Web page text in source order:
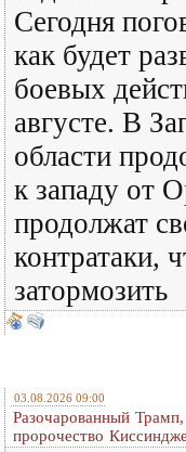
Сегодня
как будет
боевых
августе. В
области
к западу от
продолжат
контратаки,
затормозить
03.08.2026 09:00
Разочарованный
пророчество